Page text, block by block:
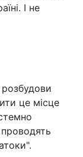
І не
це місце